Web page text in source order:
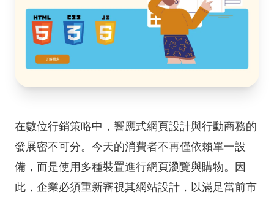
在數位行銷策略中，響應式網頁設計與行動商務的
發展密不可分。今天的消費者不再僅依賴單一設
備，而是使用多種裝置進行網頁瀏覽與購物。因
此，企業必須重新審視其網站設計，以滿足當前市